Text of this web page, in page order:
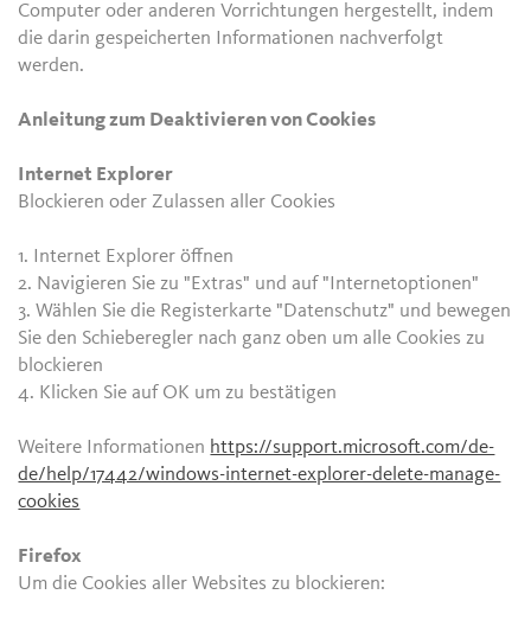
Computer oder anderen Vorrichtungen hergestellt, indem
die darin gespeicherten Informationen nachverfolgt
werden.
Anleitung zum Deaktivieren von Cookies
Internet Explorer
Blockieren oder Zulassen aller Cookies
1. Internet Explorer öffnen
2. Navigieren Sie zu "Extras" und auf "Internetoptionen"
3. Wählen Sie die Registerkarte "Datenschutz" und bewegen
Sie den Schieberegler nach ganz oben um alle Cookies zu
blockieren
4. Klicken Sie auf OK um zu bestätigen
Weitere Informationen https://support.microsoft.com/de-
de/help/17442/windows-internet-explorer-delete-manage-
cookies
Firefox
Um die Cookies aller Websites zu blockieren: